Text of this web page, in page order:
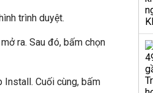
trình duyệt.
ra. Sau đó, bấm chọn
Install. Cuối cùng, bấm